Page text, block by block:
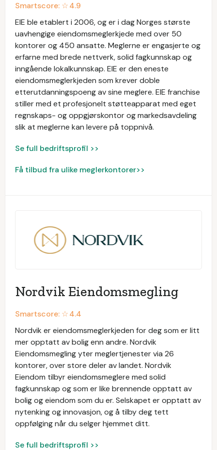
Smartscore: ☆4.9
EIE ble etablert i 2006, og er i dag Norges største
uavhengige eiendomsmeglerkjede med over 50
kontorer og 450 ansatte. Meglerne er engasjerte og
erfarne med brede nettverk, solid fagkunnskap og
inngående lokalkunnskap. EIE er den eneste
eiendomsmeglerkjeden som krever doble
etterutdanningspoeng av sine meglere. EIE franchise
stiller med et profesjonelt støtteapparat med eget
regnskaps- og oppgjørskontor og markedsavdeling
slik at meglerne kan levere på toppnivå.
Se full bedriftsprofil >>
Få tilbud fra ulike meglerkontorer>>
Nordvik Eiendomsmegling
Smartscore: ☆4.4
Nordvik er eiendomsmeglerkjeden for deg som er litt
mer opptatt av bolig enn andre. Nordvik
Eiendomsmegling yter meglertjenester via 26
kontorer, over store deler av landet. Nordvik
Eiendom tilbyr eiendomsmeglere med solid
fagkunnskap og som er like brennende opptatt av
bolig og eiendom som du er. Selskapet er opptatt av
nytenking og innovasjon, og å tilby deg tett
oppfølging når du selger hjemmet ditt.
Se full bedriftsprofil >>